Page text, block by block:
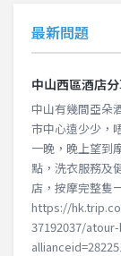
最新問題
中山西區酒店
中山有幾間亞朵
市中心遠少少，
一晚，晚上望到
點，洗衣服務及
店，按摩完整隻
https://
37192037/